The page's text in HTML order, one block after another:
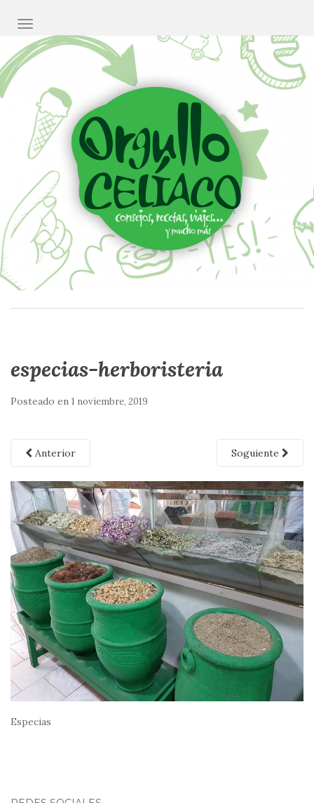
CAMBIAR NAVEGACIÓN
especias-herboristeria
Posteado en 1 noviembre, 2019
Anterior Soguiente
Especias